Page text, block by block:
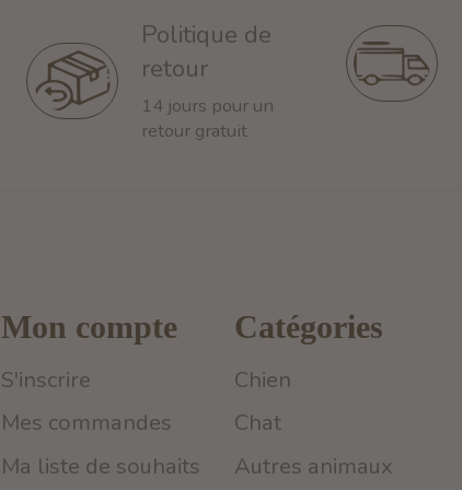
Politique de
retour
14 jours pour un
retour gratuit
Mon compte
S'inscrire
Mes commandes
Ma liste de souhaits
Catégories
Chien
Chat
Autres animaux